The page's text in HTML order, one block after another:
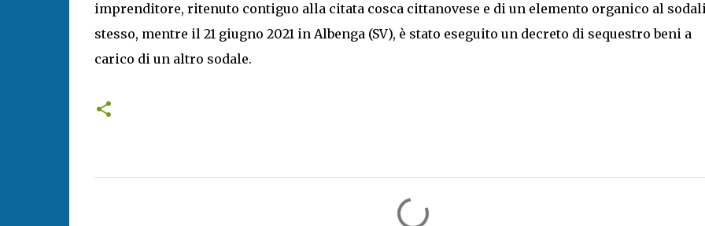
imprenditore, ritenuto contiguo alla citata cosca cittanovese e di un elemento organico al
stesso, mentre il 21 giugno 2021 in Albenga (SV), è stato eseguito un decreto di sequestro beni a
carico di un altro sodale.